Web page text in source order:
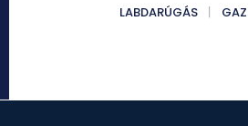
LABDARÚGÁS